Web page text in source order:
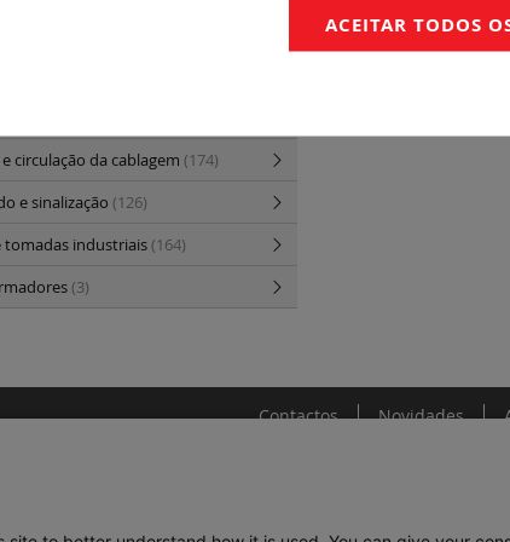
de marcação CAB3 para condutores
de identificação Duplix
Ponteiras de cablagem
circulação da cablagem (174)
e sinalização (126)
tomadas industriais(164)
(3)
Contactos Novidades
ACEITAR TODOS